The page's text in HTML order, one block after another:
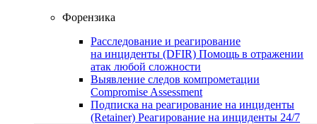
Форензика
Расследование и реагирование
на инциденты (DFIR) Помощь в отражении
атак любой сложности
Выявление следов компрометации
Compromise Assessment
Подписка на реагирование на инциденты
(Retainer) Реагирование на инциденты 24/7